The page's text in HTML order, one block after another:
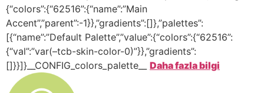
{“colors”:{“62516”:{“name”:”Main
Accent”,”parent”:-1}},”gradients”:[]},”palettes”:
[{“name”:”Default Palette”,”value”:{“colors”:{“62516”:
{“val”:”var(–tcb-skin-color-0)”}},”gradients”:
[]}}]}__CONFIG_colors_palette__ Daha fazla bilgi